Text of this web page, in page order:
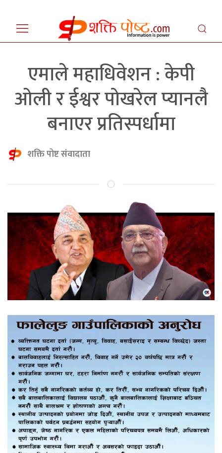
एमाले महाधिवेशन : केपी
ओली र ईश्वर पोखरेल प्यानलै
बनाएर प्रतिस्पर्धामा
शक्ति पोष्ट संवादाता